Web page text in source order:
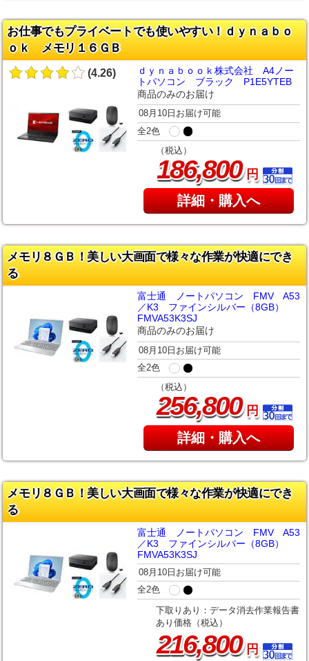
お仕事でもプライベートでも使いやすい！ｄｙｎａｂｏ
ｏｋ メモリ１６ＧＢ
(4.26)
ｄｙｎａｂｏｏｋ株式会社 A4ノー
トパソコン ブラック P1E5YTEB
商品のみのお届け
08月10日お届け可能
全2色
（税込）
186,800円
詳細・購入へ
メモリ８ＧＢ！美しい大画面で様々な作業が快適にでき
る
富士通 ノートパソコン FMV A53
／K3 ファインシルバー（8GB）
FMVA53K3SJ
商品のみのお届け
08月10日お届け可能
全2色
（税込）
256,800円
詳細・購入へ
メモリ８ＧＢ！美しい大画面で様々な作業が快適にでき
る
富士通 ノートパソコン FMV A53
／K3 ファインシルバー（8GB）
FMVA53K3SJ
08月10日お届け可能
全2色
下取りあり：データ消去作業報告書
あり価格（税込）
216,800円